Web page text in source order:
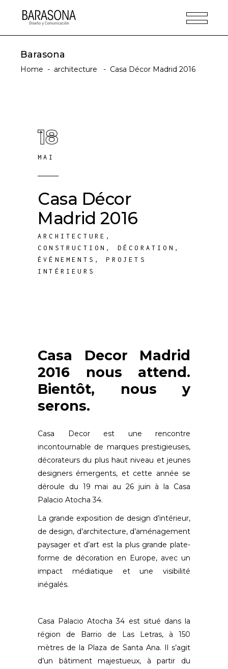
Barasona
Home - architecture - Casa Décor Madrid 2016
18
MAI
Casa Décor
Madrid 2016
ARCHITECTURE ,
CONSTRUCTION , DÉCORATION ,
ÉVÉNEMENTS ,PROJETS
INTÉRIEURS
Casa Decor Madrid
2016 nous attend.
Bientôt, nous y
serons.
Casa Decor est une rencontre
incontournable de marques prestigieuses,
décorateurs du plus haut niveau et jeunes
designers émergents, et cette année se
déroule du 19 mai au 26 juin à la Casa
Palacio Atocha 34.
La grande exposition de design d’intérieur,
de design, d’architecture, d’aménagement
paysager et d’art est la plus grande plate-
forme de décoration en Europe, avec un
impact médiatique et une visibilité
inégalés.
Casa Palacio Atocha 34 est situé dans la
région de Barrio de Las Letras, à 150
mètres de la Plaza de Santa Ana. Il s’agit
d’un bâtiment majestueux, à partir du